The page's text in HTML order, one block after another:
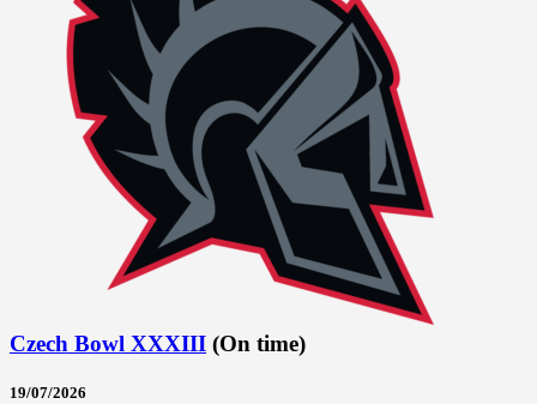
Czech Bowl XXXIII (On time)
19/07/2026